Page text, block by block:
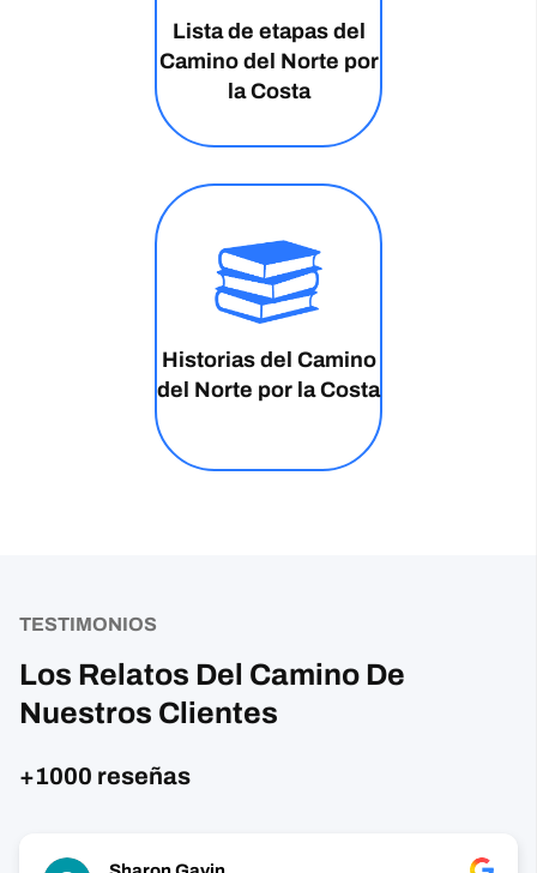
Lista de etapas del
Camino del Norte por
la Costa
Historias del Camino
del Norte por la Costa
TESTIMONIOS
Los Relatos Del Camino De
Nuestros Clientes
+1000 reseñas